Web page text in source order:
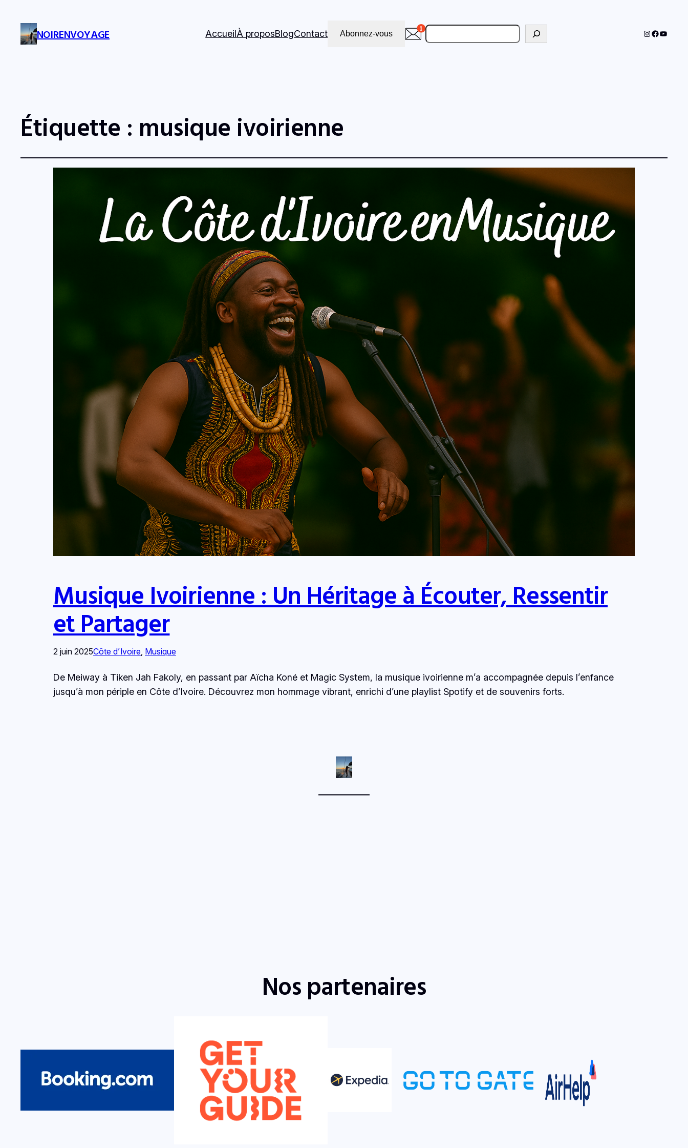
NOIRENVOYAGE AccueilÀ proposBlogContact Abonnez-vous Rechercher Instagram
Étiquette : musique ivoirienne
Musique Ivoirienne : Un Héritage à Écouter, Ressentir
et Partager
2 juin 2025Côte d’Ivoire Musique
De Meiway à Tiken Jah Fakoly, en passant par Aïcha Koné et Magic System, la musique ivoirienne m’a accompagnée depuis l’enfance
jusqu’à mon périple en Côte d’Ivoire. Découvrez mon hommage vibrant, enrichi d’une playlist Spotify et de souvenirs forts.
Nos partenaires